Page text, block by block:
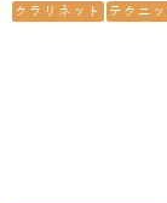
クラリネット テクニッ